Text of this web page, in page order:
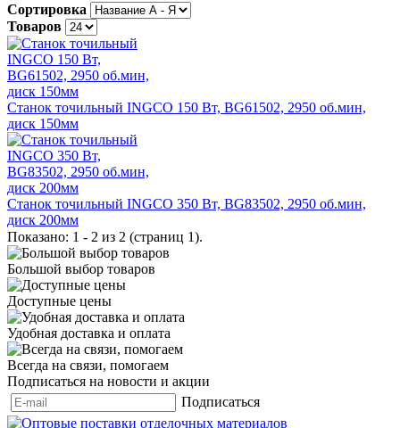
Сортировка
Товаров
Станок точильный INGCO 150 Вт, BG61502, 2950 об.мин,
диск 150мм
Станок точильный INGCO 350 Вт, BG83502, 2950 об.мин,
диск 200мм
Показано: 1 - 2 из 2 (страниц 1).
Большой выбор товаров
Доступные цены
Удобная доставка и оплата
Всегда на связи, помогаем
Подписаться на новости и акции
Подписаться